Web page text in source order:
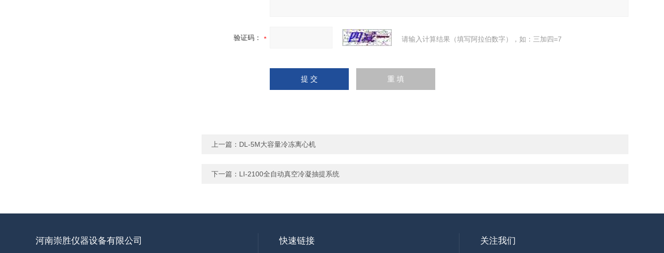
验证码： 请输入计算结果（填写阿拉伯数字），如：三加四=7
上一篇： DL-5M大容量冷冻离心机
下一篇： LI-2100全自动真空冷凝抽提系统
河南崇胜仪器设备有限公司 快速链接 关注我们